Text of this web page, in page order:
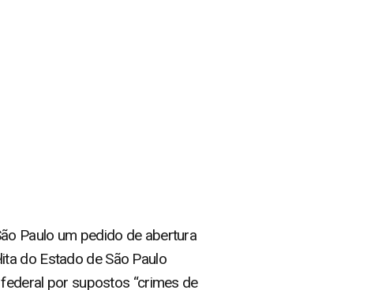
Paulo um pedido de abertura
do Estado de São Paulo
por supostos “crimes de